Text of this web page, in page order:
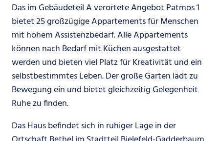
Das im Gebäudeteil A verortete Angebot Patmos 1
bietet 25 großzügige Appartements für Menschen
mit hohem Assistenzbedarf. Alle Appartements
können nach Bedarf mit Küchen ausgestattet
werden und bieten viel Platz für Kreativität und ein
selbstbestimmtes Leben. Der große Garten lädt zu
Bewegung ein und bietet gleichzeitig Gelegenheit
Ruhe zu finden.
Das Haus befindet sich in ruhiger Lage in der